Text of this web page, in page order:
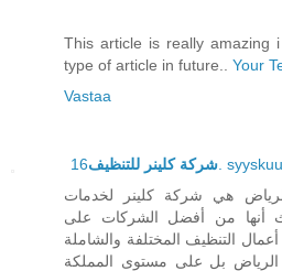
This article is really amazing
type of article in future.. Your
Vastaa
شركة كلينر للتنظيف 16.
هي شركة كلينر لخدمات
أنها من أفضل الشركات على
التنظيف المختلفة والشاملة
بل على مستوى المملكة